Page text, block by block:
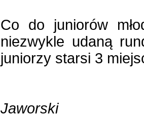
Co do juniorów
niezwykle udaną
juniorzy starsi 3
Jaworski